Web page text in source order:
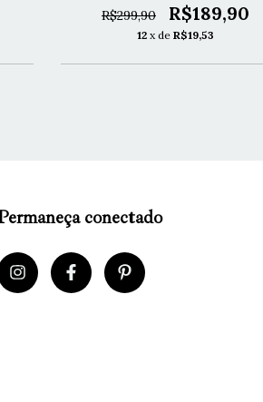
R$299,90 R$189,90
12 x de R$19,53
conectado